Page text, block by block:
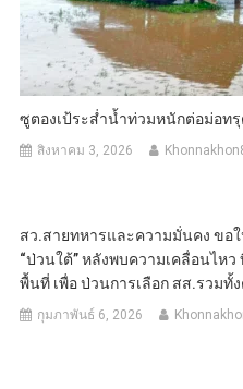
ซูตองเป้ระส่ำน้ำท่วมหนักต่อม่อทรุ
สิงหาคม 3, 2026
สว.สายทหารและความมั่นคง ขอใ
“ป่วนใต้” หลังพบความเคลื่อนไหว
พื้นที่ เพื่อ ป่วนการเลือก สส.รวมทั้
กุมภาพันธ์ 6, 2026